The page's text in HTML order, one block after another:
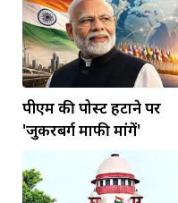
पीएम की पोस्ट हटाने पर
'जुकरबर्ग माफी मांगें'